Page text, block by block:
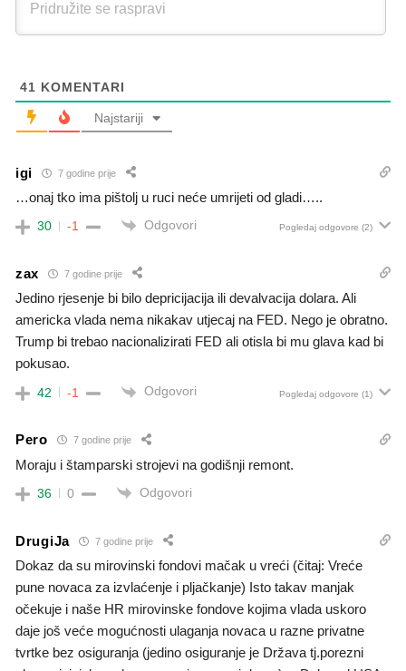
41 KOMENTARI
Najstariji
igi 7 godine prije
…onaj tko ima pištolj u ruci neće umrijeti od gladi…..
30 -1 Odgovori Pogledaj odgovore (2)
zax 7 godine prije
Jedino rjesenje bi bilo depricijacija ili devalvacija dolara. Ali
americka vlada nema nikakav utjecaj na FED. Nego je obratno.
Trump bi trebao nacionalizirati FED ali otisla bi mu glava kad bi
pokusao.
42 -1 Odgovori Pogledaj odgovore (1)
Pero 7 godine prije
Moraju i štamparski strojevi na godišnji remont.
36 0 Odgovori
DrugiJa 7 godine prije
Dokaz da su mirovinski fondovi mačak u vreći (čitaj: Vreće
pune novaca za izvlaćenje i pljačkanje) Isto takav manjak
očekuje i naše HR mirovinske fondove kojima vlada uskoro
daje još veće mogućnosti ulaganja novaca u razne privatne
tvrtke bez osiguranja (jedino osiguranje je Država tj.porezni